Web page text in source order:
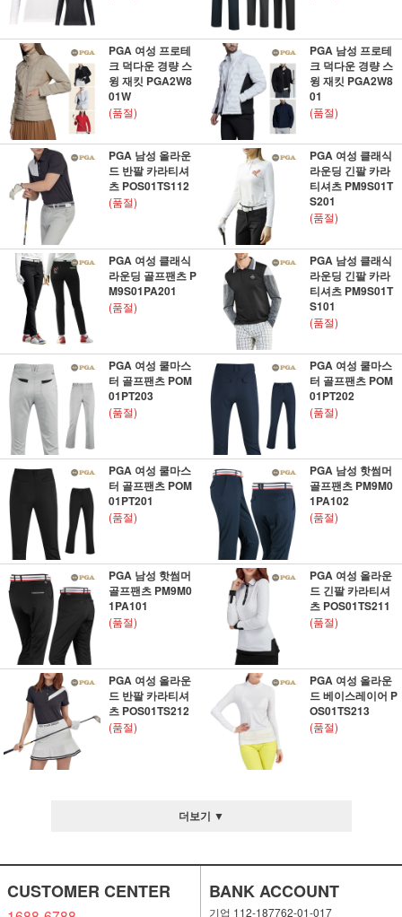
PGA 여성 프로테
크 덕다운 경량 스
윙 재킷 PGA2W8
01W
(품절)
PGA 남성 프로테
크 덕다운 경량 스
윙 재킷 PGA2W8
01
(품절)
PGA 남성 올라운
드 반팔 카라티셔
츠 POS01TS112
(품절)
PGA 여성 클래식
라운딩 긴팔 카라
티셔츠 PM9S01T
S201
(품절)
PGA 여성 클래식
라운딩 골프팬츠 P
M9S01PA201
(품절)
PGA 남성 클래식
라운딩 긴팔 카라
티셔츠 PM9S01T
S101
(품절)
PGA 여성 쿨마스
터 골프팬츠 POM
01PT203
(품절)
PGA 여성 쿨마스
터 골프팬츠 POM
01PT202
(품절)
PGA 여성 쿨마스
터 골프팬츠 POM
01PT201
(품절)
PGA 남성 핫썸머
골프팬츠 PM9M0
1PA102
(품절)
PGA 남성 핫썸머
골프팬츠 PM9M0
1PA101
(품절)
PGA 여성 올라운
드 긴팔 카라티셔
츠 POS01TS211
(품절)
PGA 여성 올라운
드 반팔 카라티셔
츠 POS01TS212
(품절)
PGA 여성 올라운
드 베이스레이어 P
OS01TS213
(품절)
더보기 ▼
CUSTOMER CENTER BANK ACCOUNT
기업 112-187762-01-017